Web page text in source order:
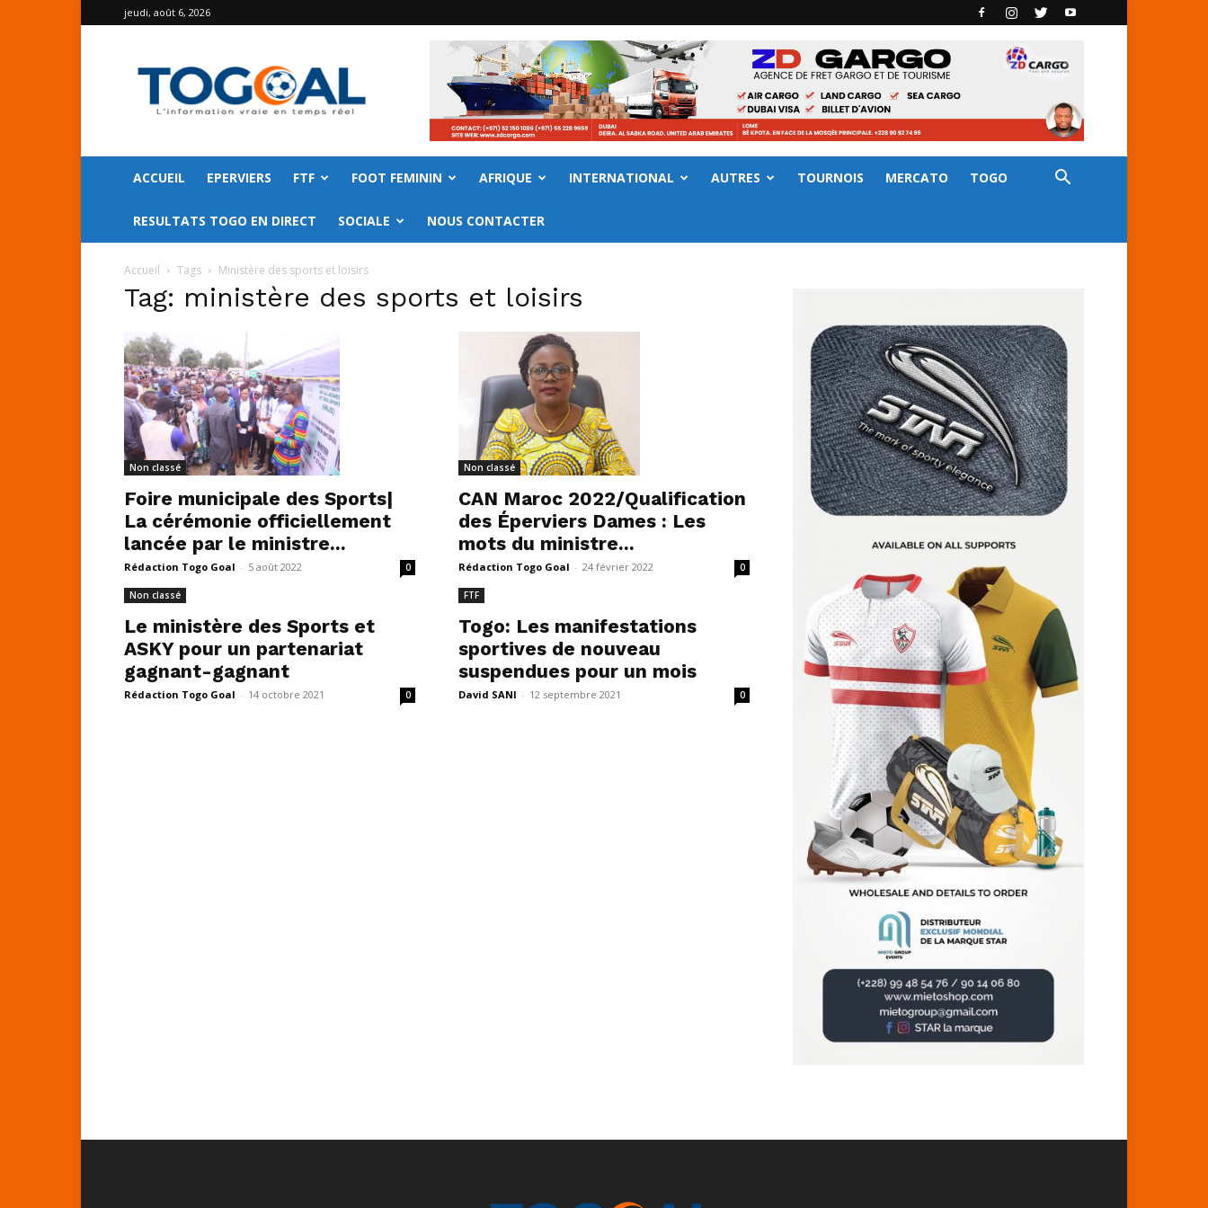
jeudi, août 6, 2026
GOAL
ACCUEIL EPERVIERS FTF FOOT FEMININ AFRIQUE INTERNATIONAL AUTRES TOURNOIS MERCATO TOGO
RESULTATS TOGO EN DIRECT SOCIALE NOUS CONTACTER
Accueil Tags Ministère des sports et loisirs
Tag: ministère des sports et loisirs
Non classé
Foire municipale des Sports|
La cérémonie officiellement
lancée par le ministre...
Rédaction Togo Goal - 5 août 2022 0
Non classé
CAN Maroc 2022/Qualification
des Éperviers Dames : Les
mots du ministre...
Rédaction Togo Goal - 24 février 2022 0
Non classé
Le ministère des Sports et
ASKY pour un partenariat
gagnant-gagnant
Rédaction Togo Goal - 14 octobre 2021 0
FTF
Togo: Les manifestations
sportives de nouveau
suspendues pour un mois
David SANI - 12 septembre 2021 0